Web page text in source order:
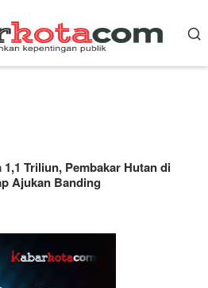
1,1 Triliun, Pembakar Hutan di
Ajukan Banding